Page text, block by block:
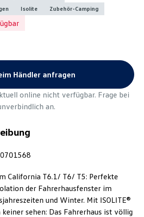
California T6.1/ T6/ T5: Perfekte
der Fahrerhausfenster im
und Winter. Mit ISOLITE®
sehen: Das Fahrerhaus ist völlig
Isolite Zubehör-Camping
Händler anfragen
online nicht verfügbar. Frage bei
an.